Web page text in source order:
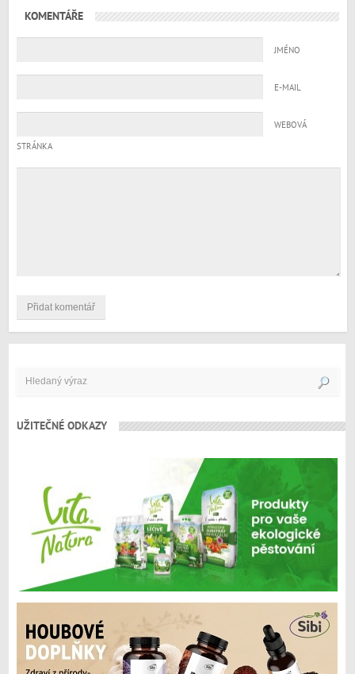
KOMENTÁŘE
JMÉNO
E-MAIL
WEBOVÁ
STRÁNKA
UŽITEČNÉ ODKAZY